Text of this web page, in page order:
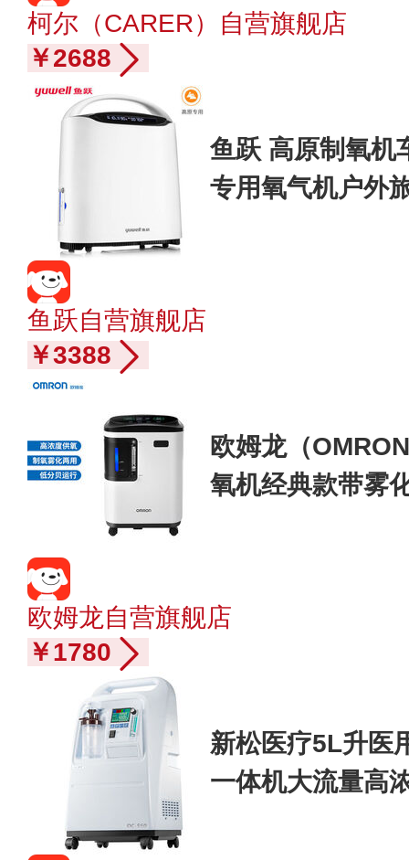
柯尔（CARER）自营旗舰店
￥2688
鱼跃 高原制氧机
专用氧气机户外
鱼跃自营旗舰店
￥3388
欧姆龙（
氧机经典款带雾
欧姆龙自营旗舰店
￥1780
新松医疗5L升医
一体机大流量高